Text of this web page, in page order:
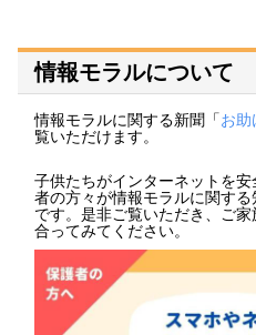
情報モラルについて
情報モラルに関する新聞「お
覧いただけます。
子供たちがインターネットを
者の方々が情報モラルに関す
です。是非ご覧いただき、ご
合ってみてください。